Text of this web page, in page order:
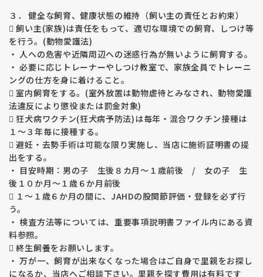
殖をしています。
ラブラドル・レトレバーの運動誘発性虚脱（EIC）は遺伝病で
す。
激しい運動で虚脱が誘発され、四肢が硬直して動かなくなって
しまう、力が入らなくなってしまいます。運動を中止すると虚
脱から回復します。治療方法はありません。
【変性性脊髄症 （ＤＭ）】
福田ブリーダーの親犬たちは全頭検査済み、生まれてくる子犬
たちはＤＭを発症しない掛け合わせで繁殖をしています。
変性性脊髄症 （ＤＭ）は遺伝病です。
発病すると後足の自由が利かなくなり歩行が困難になります。
発病から３年程かけて進行し、後足、前足、呼吸の順に自由が
利かなくなり死亡してしまします。
治療法は見つかっていません。
【その他の遺伝疾患】
フォンビルブランド病、ナルコレプシー病等の
ゴールデンは５項目、ラブラドールは１３項目（２０１６年現
在）を検査しています。
★★★ 6か月の生命保証 ★★★
３． 健全な飼育、健康状態の維持（飼い主の責任とお約束）
 飼い主(家族)は責任をもって、適切な環境での飼育、しつけ等
を行う。(動物愛護法)
・ 人への危害や近隣周辺への迷惑行為が無いように飼育する。
・ 必要に応じトレーナーやしつけ教室で、家族全員でトレーニ
ングの仕方を身に着けること。
 室内飼育をする。(室外放置は動物虐待とみなされ、動物愛護
法違反により懲役または罰金対象)
 狂犬病ワクチン(狂犬病予防法)は毎年・混合ワクチン接種は
１～３年毎に接種する。
 避妊・去勢手術は可能な限り実施し、当店に施術証明書の提
出をする。
・ 目安時期：男の子 生後８カ月～１歳前後 / 女の子 生
後１０か月～１歳６か月前後
 １～１歳６か月の間に、JAHDの股関節評価・登録を必ず行
う。
・ 検査方法等については、重要事項説明書ファイル内にある資
料参照。
 終生飼養をお願いします。
・ 万が一、飼育が出来なくなった場合はご自身で里親をお探し
になるか、当店へご相談下さい。里親を探す費用は有料です